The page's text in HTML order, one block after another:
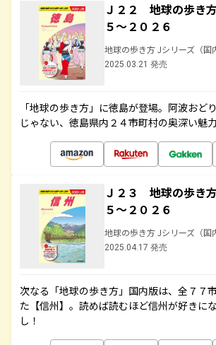
Ｊ２２ 地球の歩
５～２０２６
地球の歩き方 Jシリーズ（国
2025.03.21 発売
「地球の歩き方」に徳島が登場。阿波おど
じゃない、徳島県内２４市町村の奥深い魅
Ｊ２３ 地球の歩
５～２０２６
地球の歩き方 Jシリーズ（国
2025.04.17 発売
次なる「地球の歩き方」国内版は、全７７
た【信州】。読めば読むほど信州が好きに
し！